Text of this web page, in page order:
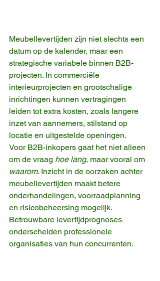
Meubellevertijden zijn niet slechts een
datum op de kalender, maar een
strategische variabele binnen B2B-
projecten. In commerciële
interieurprojecten en grootschalige
inrichtingen kunnen vertragingen
leiden tot extra kosten, zoals langere
inzet van aannemers, stilstand op
locatie en uitgestelde openingen.
Voor B2B-inkopers gaat het niet alleen
om de vraag hoe lang, maar vooral om
waarom. Inzicht in de oorzaken achter
meubellevertijden maakt betere
onderhandelingen, voorraadplanning
en risicobeheersing mogelijk.
Betrouwbare levertijdprognoses
onderscheiden professionele
organisaties van hun concurrenten.